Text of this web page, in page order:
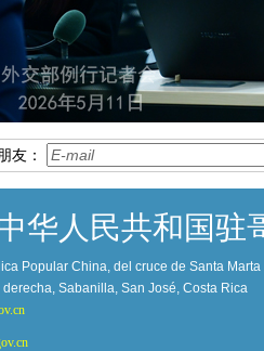
友：
华人民共和国驻
Popular China, del cruce de Santa
Sabanilla, San José, Costa Rica